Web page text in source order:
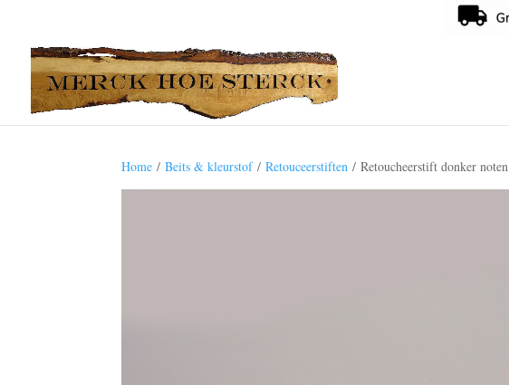
Home /Beits & kleurstof/Retouceerstiften / Retoucheerstift donker noten